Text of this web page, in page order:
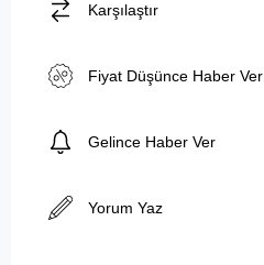
Karşılaştır
Fiyat Düşünce Haber Ver
Gelince Haber Ver
Yorum Yaz